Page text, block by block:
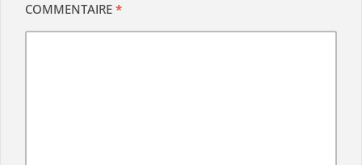
COMMENTAIRE *